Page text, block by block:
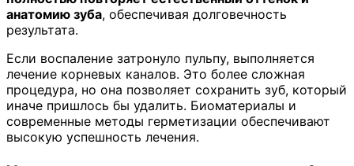
анатомию зуба, обеспечивая долговечность
результата.
Если воспаление затронуло пульпу, выполняется
лечение корневых каналов. Это более сложная
процедура, но она позволяет сохранить зуб, который
иначе пришлось бы удалить. Биоматериалы и
современные методы герметизации обеспечивают
высокую успешность лечения.